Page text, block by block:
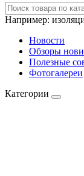
Например:
Новости
Обзоры
Полезные
Фотогалереи
Категории